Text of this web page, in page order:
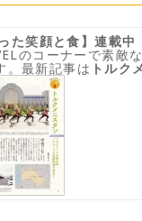
た笑顔と食】連載中
のコーナーで素敵
。最新記事は トルク